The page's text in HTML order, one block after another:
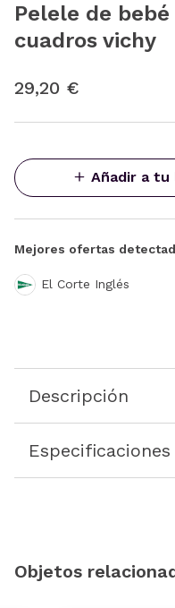
Pelele de
cuadros vichy
29,20 €
Añadir a tu
Mejores ofertas
El Corte Inglés
Descripción
Especificaciones
Objetos